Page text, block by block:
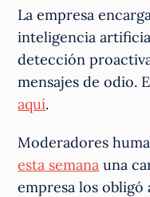
La empresa
inteligencia
detección
mensajes de odio.
aquí.
Moderadores
esta semana una
empresa los obligó